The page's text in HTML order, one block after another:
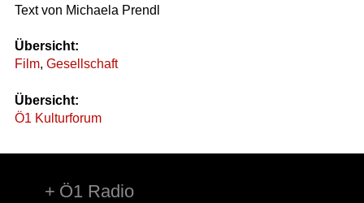
Text von Michaela Prendl
Übersicht:
Film, Gesellschaft
Übersicht:
Ö1 Kulturforum
Ö1 Radio